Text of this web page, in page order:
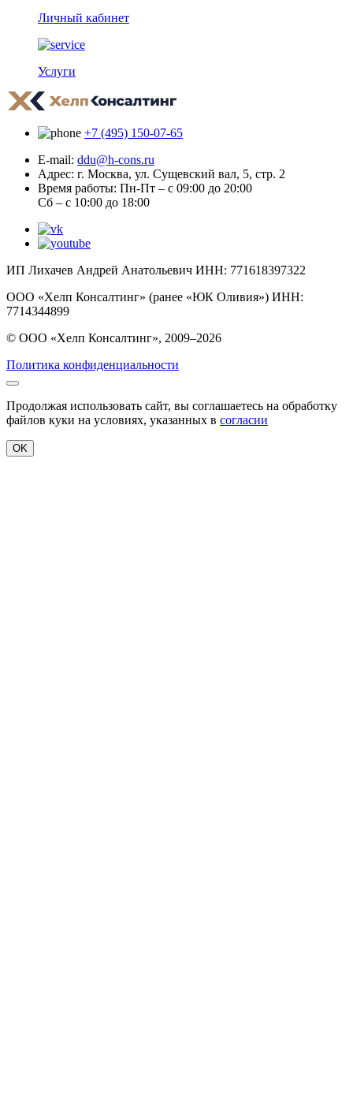
Личный кабинет
Услуги
+7 (495) 150-07-65
E-mail: ddu@h-cons.ru
Адрес: г. Москва, ул. Сущевский вал, 5, стр. 2
Время работы: Пн-Пт – с 09:00 до 20:00
Сб – с 10:00 до 18:00
ИП Лихачев Андрей Анатольевич ИНН: 771618397322
ООО «Хелп Консалтинг» (ранее «ЮК Оливия») ИНН:
7714344899
© ООО «Хелп Консалтинг», 2009–2026
Политика конфиденциальности
Продолжая использовать сайт, вы соглашаетесь на обработку
файлов куки на условиях, указанных в согласии
OK